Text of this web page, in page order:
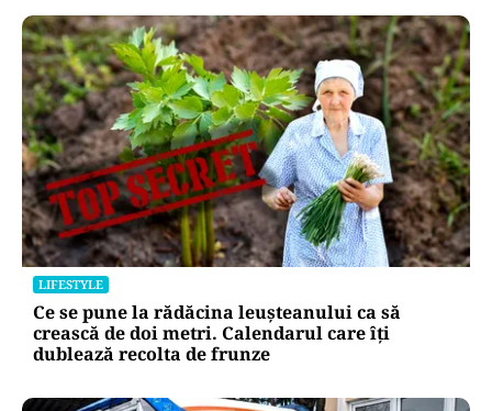
LIFESTYLE
Ce se pune la rădăcina leușteanului ca să
crească de doi metri. Calendarul care îți
dublează recolta de frunze